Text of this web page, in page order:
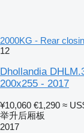
2000KG - Rear
12
Dhollandia
200x255 - 2017
¥10,060 €1,290 ≈
举升后厢板
2017